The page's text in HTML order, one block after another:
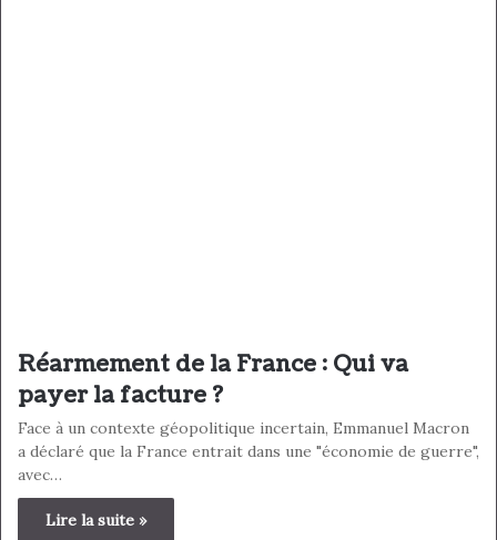
Réarmement de la France : Qui va
payer la facture ?
Face à un contexte géopolitique incertain, Emmanuel Macron
a déclaré que la France entrait dans une "économie de guerre",
avec…
Lire la suite »